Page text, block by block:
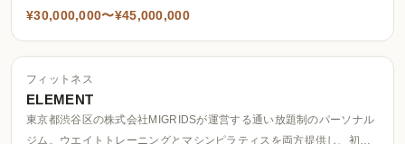
の黒字化を掲げる。全国62店舗(2026年7月時点)を展開している。
¥30,000,000〜¥45,000,000
フィットネス
ELEMENT
東京都渋谷区の株式会社MIGRIDSが運営する通い放題制のパーソナル
ジム。ウエイトトレーニングとマシンピラティスを両方提供し、初心